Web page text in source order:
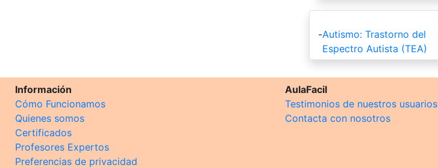
-Autismo: Trastorno del
Espectro Autista (TEA)
Información
Cómo Funcionamos
Quienes somos
Certificados
Profesores Expertos
Preferencias de privacidad
AulaFacil
Testimonios de nuestros usuarios
Contacta con nosotros